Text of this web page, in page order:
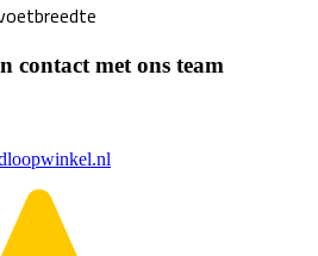
contact met ons team